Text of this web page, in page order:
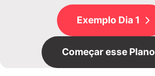
Exemplo Dia 1
Começar esse Plano